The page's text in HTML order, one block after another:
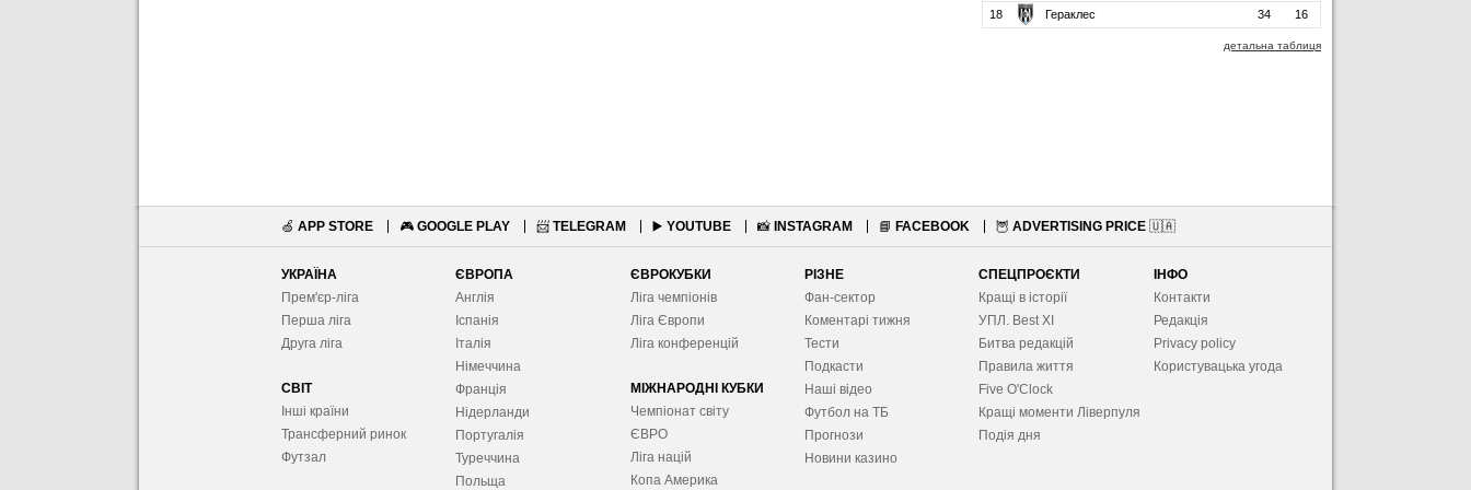
18
Гераклес 34 16
детальна таблиця
🍏 APP STORE 🎮 GOOGLE PLAY 📨 TELEGRAM ▶️ YOUTUBE 📸 INSTAGRAM 📘 FACEBOOK 🦉 ADVERTISING PRICE 🇺🇦
УКРАЇНА
Прем'єр-ліга
Перша ліга
Друга ліга
СВІТ
Інші країни
Трансферний ринок
Футзал
ЄВРОПА
Англія
Іспанія
Італія
Німеччина
Франція
Нідерланди
Португалія
Туреччина
Польща
ЄВРОКУБКИ
Ліга чемпіонів
Ліга Європи
Ліга конференцій
МІЖНАРОДНІ КУБКИ
Чемпіонат світу
ЄВРО
Ліга націй
Копа Америка
РІЗНЕ
Фан-сектор
Коментарі тижня
Тести
Подкасти
Наші відео
Футбол на ТБ
Прогнози
Новини казино
СПЕЦПРОЄКТИ
Кращі в історії
УПЛ. Best XІ
Битва редакцій
Правила життя
Five O'Clock
Кращі моменти Ліверпуля
Подія дня
ІНФО
Контакти
Редакція
Privacy policy
Користувацька угода